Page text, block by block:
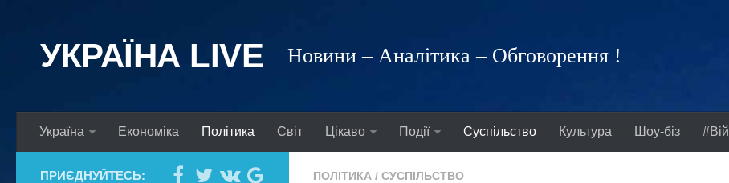
УКРАЇНА LIVE Новини – Аналітика – Обговорення !
Україна Економіка Політика Світ Цікаво Події Суспільство Культура Шоу-біз
ПОЛІТИКА / СУСПІЛЬСТВО
ПРИЄДНУЙТЕСЬ: